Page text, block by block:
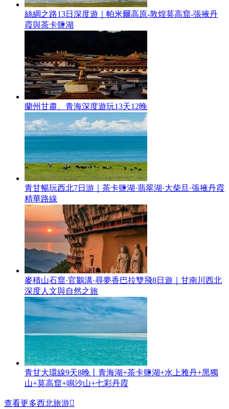
絲綢之路13日深度遊｜帕米爾高原-敦煌莫高窟-張掖丹
霞與茶卡鹽湖
蘭州甘肅、青海深度遊玩13天12晚
青甘暢玩西北7日游｜茶卡鹽湖·翡翠湖·大柴旦·張掖丹霞
精華路線
麥積山石窟·官鵝溝·尋夢香巴拉雙飛8日遊｜甘南川西北
深度人文與自然之旅
青甘大環線9天8晚丨青海湖+茶卡鹽湖+水上雅丹+黑獨
山+莫高窟+鳴沙山+七彩丹霞
查看更多西北旅游